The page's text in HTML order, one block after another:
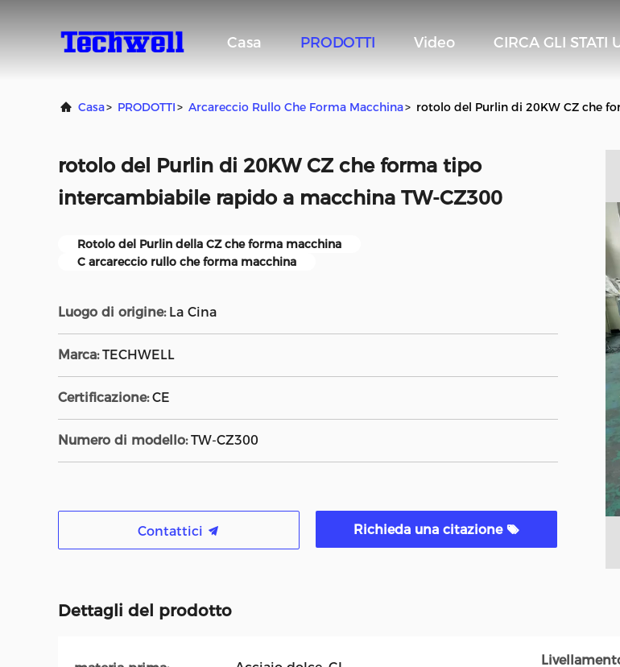
Casa PRODOTTI Video CIRCA GLI STATI
Casa> PRODOTTI> Arcareccio Rullo Che Forma Macchina> rotolo del Purlin di 20KW CZ che
rotolo del Purlin di 20KW CZ che forma tipo
intercambiabile rapido a macchina TW-CZ300
Rotolo del Purlin della CZ che forma macchina
C arcareccio rullo che forma macchina
Luogo di origine: La Cina
Marca: TECHWELL
Certificazione: CE
Numero di modello: TW-CZ300
Contattici Richieda una citazione
Dettagli del prodotto